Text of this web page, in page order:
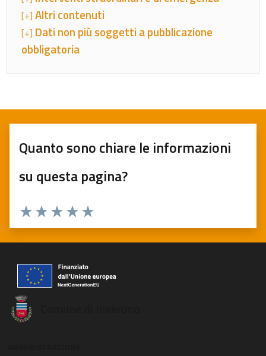
[+] Altri contenuti
[+] Dati non più soggetti a pubblicazione
obbligatoria
Quanto sono chiare le informazioni
su questa pagina?
Valuta 5 stelle su 5
Valuta 4 stelle su 5
Valuta 3 stelle su 5
Valuta 2 stelle su 5
Valuta 1 stelle su 5